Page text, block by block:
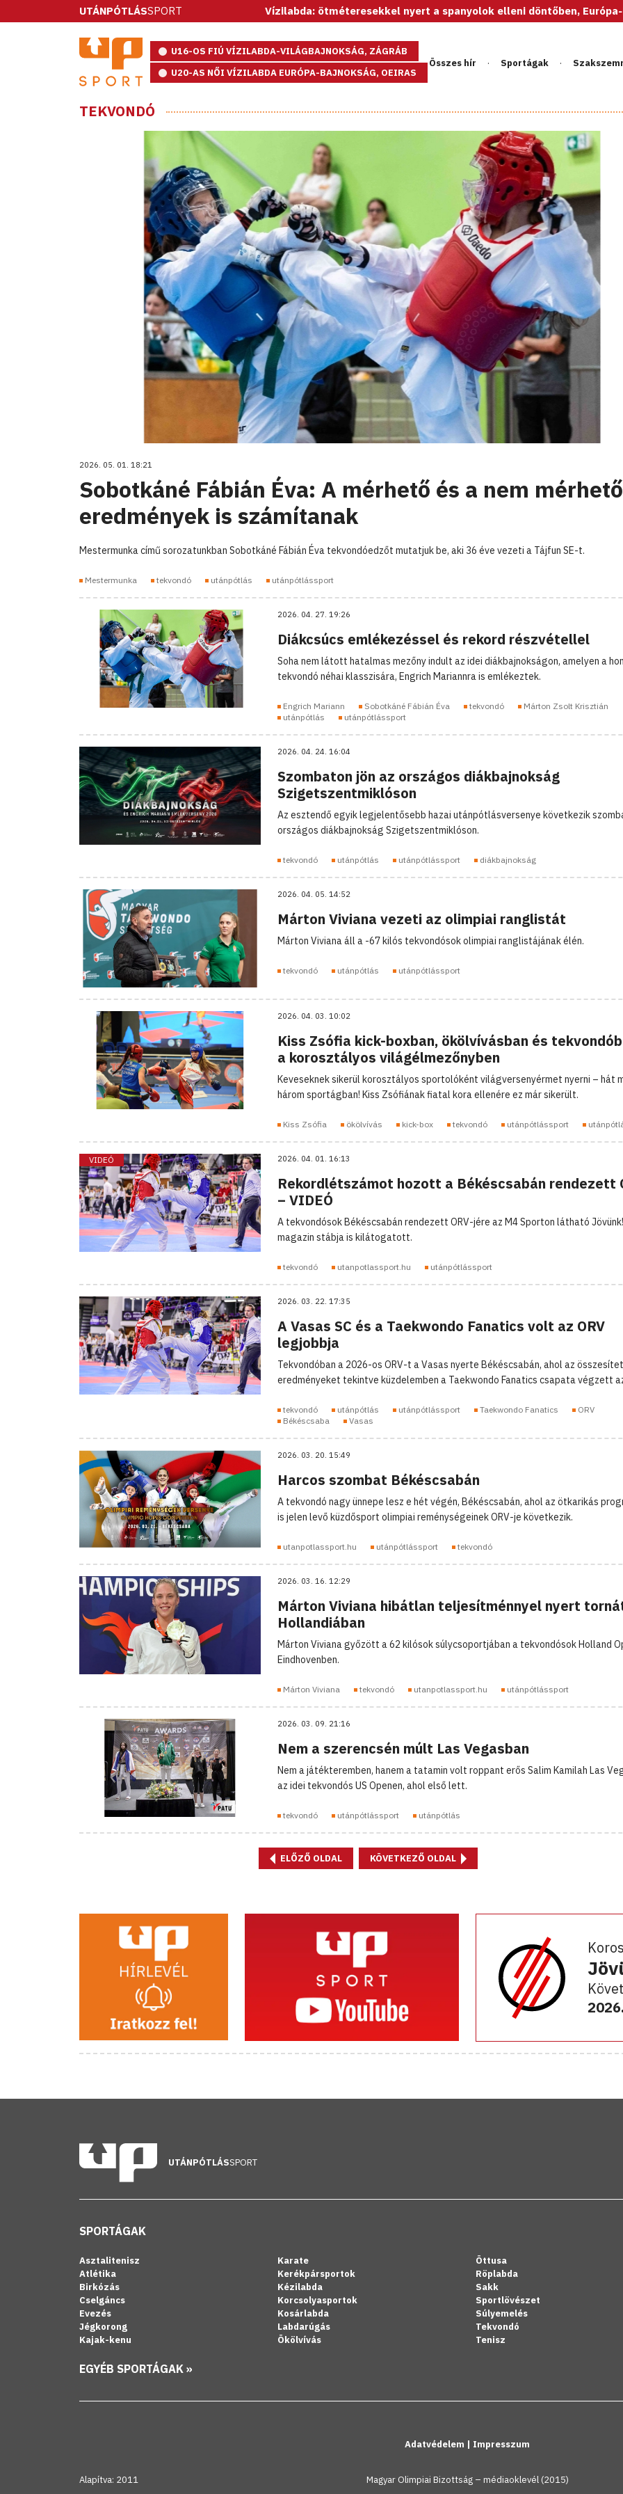
UTÁNPÓTLÁSSPORT Vízilabda: ötméteresekkel nyert a spanyolok elleni döntőben, Európa-bajnok az U20-
U16-OS FIÚ VÍZILABDA-VILÁGBAJNOKSÁG, ZÁGRÁB
U20-AS NŐI VÍZILABDA EURÓPA-BAJNOKSÁG, OEIRAS
Összes hír Sportágak
TEKVONDÓ
2026. 05. 01. 18:21
Sobotkáné Fábián Éva: A mérhető és a nem mérhető
eredmények is számítanak
Mestermunka című sorozatunkban Sobotkáné Fábián Éva tekvondóedzőt mutatjuk be, aki 36 éve vezeti a Tájfun SE-t.
Mestermunka tekvondó utánpótlás utánpótlássport
2026. 04. 27. 19:26
Diákcsúcs emlékezéssel és rekord részvétellel
Soha nem látott hatalmas mezőny indult az idei diákbajnokságon, amelyen a
tekvondó néhai klasszisára, Engrich Mariannra is emlékeztek.
Engrich Mariann Sobotkáné Fábián Éva tekvondó
Márton Zsolt Krisztián
utánpótlás
utánpótlássport
2026. 04. 24. 16:04
Szombaton jön az országos diákbajnokság
Szigetszentmiklóson
Az esztendő egyik legjelentősebb hazai utánpótlásversenye következik
országos diákbajnokság Szigetszentmiklóson.
tekvondó utánpótlás utánpótlássport diákbajnokság
2026. 04. 05. 14:52
Márton Viviana vezeti az olimpiai ranglistát
Márton Viviana áll a -67 kilós tekvondósok olimpiai ranglistájának élén.
tekvondó utánpótlás utánpótlássport
2026. 04. 03. 10:02
Kiss Zsófia kick-boxban, ökölvívásban és
a korosztályos világélmezőnyben
Keveseknek sikerül korosztályos sportolóként világversenyérmet nyerni – hát
három sportágban! Kiss Zsófiának fiatal kora ellenére ez már sikerült.
Kiss Zsófia ökölvívás kick-box tekvondó utánpótlássport
VIDEÓ 2026. 04. 01. 16:13
Rekordlétszámot hozott a Békéscsabán rendezett
– VIDEÓ
A tekvondósok Békéscsabán rendezett ORV-jére az M4 Sporton látható Jövünk!
magazin stábja is kilátogatott.
tekvondó utanpotlassport.hu utánpótlássport
2026. 03. 22. 17:35
A Vasas SC és a Taekwondo Fanatics volt az ORV
legjobbja
Tekvondóban a 2026-os ORV-t a Vasas nyerte Békéscsabán, ahol az
eredményeket tekintve küzdelemben a Taekwondo Fanatics csapata végzett
tekvondó utánpótlás utánpótlássport Taekwondo Fanatics
ORV
Békéscsaba
Vasas
2026. 03. 20. 15:49
Harcos szombat Békéscsabán
A tekvondó nagy ünnepe lesz e hét végén, Békéscsabán, ahol az ötkarikás
is jelen levő küzdősport olimpiai reménységeinek ORV-je következik.
utanpotlassport.hu utánpótlássport tekvondó
2026. 03. 16. 12:29
Márton Viviana hibátlan teljesítménnyel nyert
Hollandiában
Márton Viviana győzött a 62 kilósok súlycsoportjában a tekvondósok Holland
Eindhovenben.
Márton Viviana tekvondó utanpotlassport.hu utánpótlássport
2026. 03. 09. 21:16
Nem a szerencsén múlt Las Vegasban
Nem a játékteremben, hanem a tatamin volt roppant erős Salim Kamilah Las
az idei tekvondós US Openen, ahol első lett.
tekvondó utánpótlássport utánpótlás
ELŐZŐ OLDAL KÖVETKEZŐ OLDAL
UTÁNPÓTLÁSSPORT
SPORTÁGAK
Asztalitenisz
Atlétika
Birkózás
Cselgáncs
Evezés
Jégkorong
Kajak-kenu
Karate
Kerékpársportok
Kézilabda
Korcsolyasportok
Kosárlabda
Labdarúgás
Ökölvívás
Öttusa
Röplabda
Sakk
Sportlövészet
Súlyemelés
Tekvondó
Tenisz
EGYÉB SPORTÁGAK »
Adatvédelem | Impresszum
Alapítva: 2011
Magyar Olimpiai Bizottság – médiaoklevél (2015)